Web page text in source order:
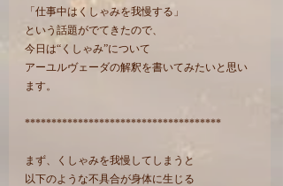
「仕事中はくしゃみを我慢する」
という話題がでてきたので、
今日は“くしゃみ”について
アーユルヴェーダの解釈を書いてみたいと思い
ます。
*************************************
まず、くしゃみを我慢してしまうと
以下のような不具合が身体に生じる